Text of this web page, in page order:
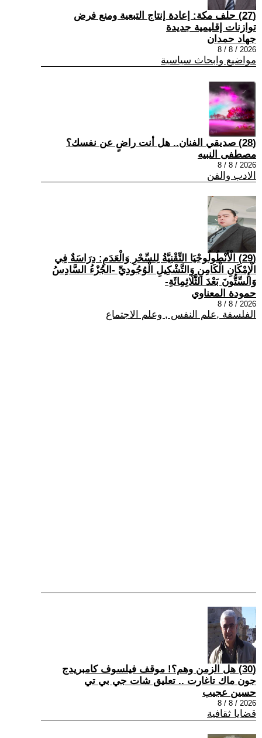
(27) حلف مكة: إعادة إنتاج التبعية ومنع فرض
توازنات إقليمية جديدة
جهاد حمدان
2026 / 8 / 8
مواضيع وابحاث سياسية
(28) صديقي الفنان.. هل أنت راضٍ عن نفسك؟
مصطفى النبيه
2026 / 8 / 8
الادب والفن
(29) الْأَنْطُولُوجْيَا التِّقْنِيَّةُ لِلسِّحْرِ وَالْعَدَمِ: دِرَاسَةٌ فِي
الْإِمْكَانِ الْكَامِنِ وَالتَّشْكِيلِ الْوُجُودِيِّ -الجُزْءُ السَّادِسُ
وَالسِّتُّونَ بَعْدَ الثَّلَاثِمِائَةِ-
حمودة المعناوي
2026 / 8 / 8
الفلسفة ,علم النفس , وعلم الاجتماع
(30) هل الزمن وهم؟! موقف فيلسوف كامبريدج
جون ماك تاغارت .. تعليق شات جي بي تي
حسين عجيب
2026 / 8 / 8
قضايا ثقافية